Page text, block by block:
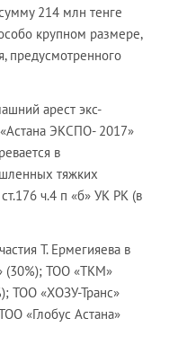
214 млн тенге
крупном размере,
предусмотренного
арест экс-
ЭКСПО- 2017»
в
тяжких
ч.4 п «б» УК РК (в
Т. Ермегияева в
(30%); ТОО «ТКМ»
ТОО «ХОЗУ-Транс»
«Глобус Астана»